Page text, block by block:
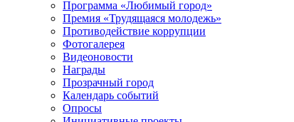
Программа «Любимый город»
Премия «Трудящаяся молодежь»
Противодействие коррупции
Фотогалерея
Видеоновости
Награды
Прозрачный город
Календарь событий
Опросы